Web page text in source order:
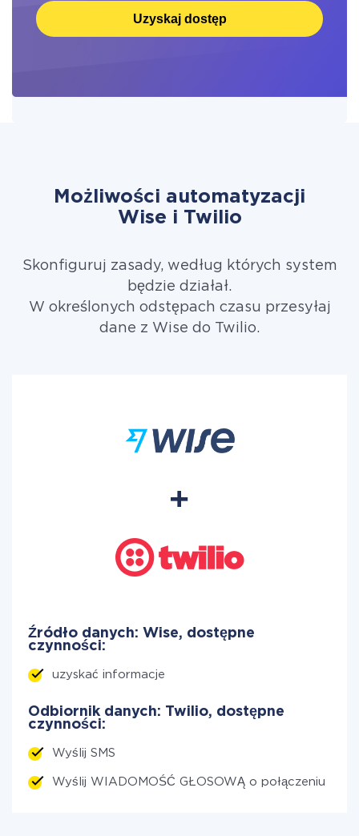
Uzyskaj dostęp
Możliwości automatyzacji
Wise i Twilio
Skonfiguruj zasady, według których system
będzie działał.
W określonych odstępach czasu przesyłaj
dane z Wise do Twilio.
Źródło danych: Wise, dostępne
czynności:
uzyskać informacje
Odbiornik danych: Twilio, dostępne
czynności:
Wyślij SMS
Wyślij WIADOMOŚĆ GŁOSOWĄ o połączeniu